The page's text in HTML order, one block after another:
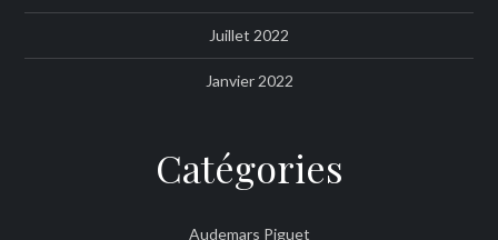
Juillet 2022
Janvier 2022
Catégories
Audemars Piguet